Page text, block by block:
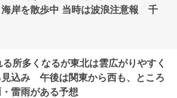
岸を散歩中 当時は波浪注意報 千
所多くなるが東北は雲広がりやすく
込み 午後は関東から西も、ところ
雷雨がある予想